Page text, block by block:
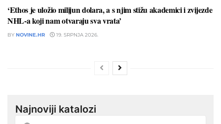
‘Ethos je uložio milijun dolara, a s njim stižu akademici i zvijezde
NHL-a koji nam otvaraju sva vrata’
BY NOVINE.HR 19. SRPNJA 2026.